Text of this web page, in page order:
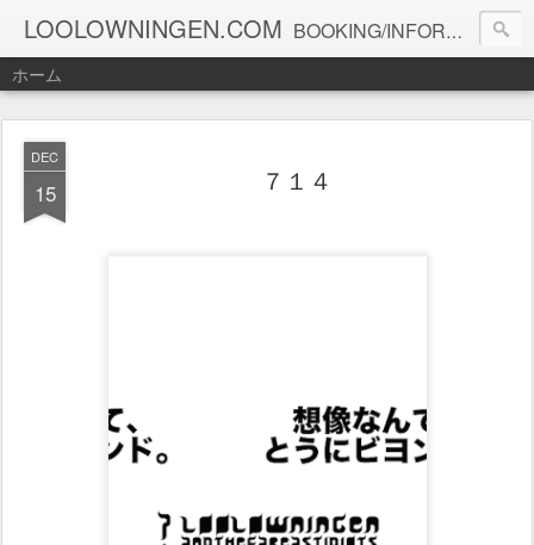
LOOLOWNINGEN.COM BOOKING/INFORMATION info@loolowningen.com
ホーム
DEC
15 ７１４